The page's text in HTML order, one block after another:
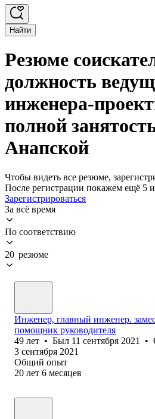
Найти
Резюме
должность
инженера-
полной
Анапской
Чтобы видеть все резюме,
После регистрации покажем ещё 5
Зарегистрироваться
За всё время
По соответствию
20 резюме
Инженер, главный инженер.
помощник руководителя
49 лет • Был 11 сентября 2021 •
3 сентября 2021
Общий опыт
20 лет 6 месяцев